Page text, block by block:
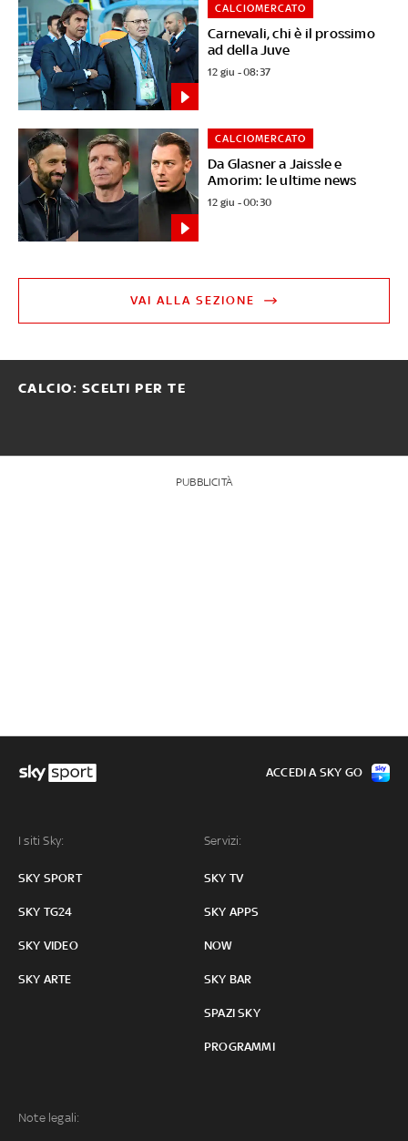
Carnevali, chi è il prossimo
ad della Juve
CALCIOMERCATO
12 giu - 08:37
Da Glasner a Jaissle e
Amorim: le ultime news
CALCIOMERCATO
12 giu - 00:30
VAI ALLA SEZIONE
CALCIO: SCELTI PER TE
PUBBLICITÀ
I siti Sky:
SKY SPORT
SKY TG24
SKY VIDEO
SKY ARTE
Servizi:
SKY TV
SKY APPS
NOW
SKY BAR
SPAZI SKY
PROGRAMMI
Note legali:
ACCEDI A SKY GO